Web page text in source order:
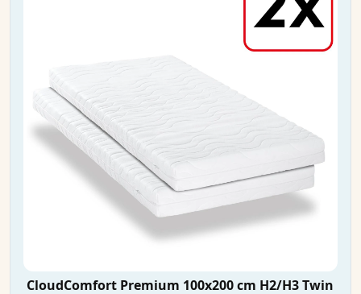
CloudComfort Premium 100x200 cm H2/H3 Twin